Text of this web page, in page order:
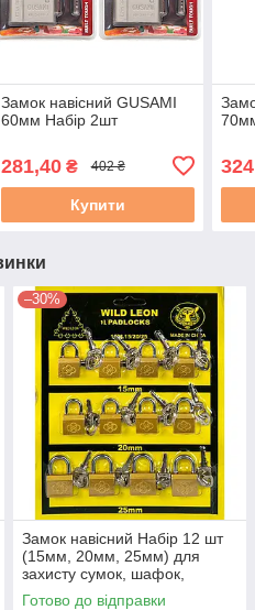
Замок навісний GUSAMI
60мм Набір 2шт
281,40₴ 402 ₴
Купити
–30%
Замок навісний Набір 12 шт
(15мм, 20мм, 25мм) для
захисту сумок, шафок,
шкатулок, валіз
Готово до відправки